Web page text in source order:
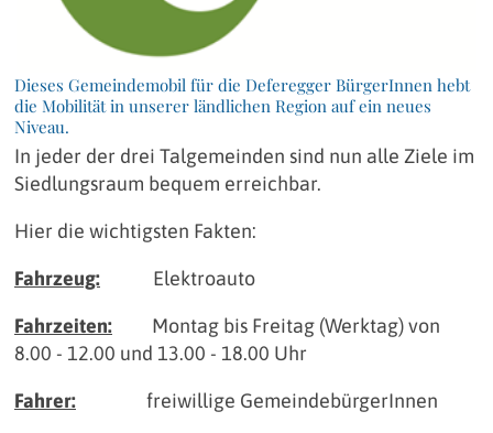
Dieses Gemeindemobil für die Deferegger BürgerInnen hebt
die Mobilität in unserer ländlichen Region auf ein neues
Niveau.
In jeder der drei Talgemeinden sind nun alle Ziele im
Siedlungsraum bequem erreichbar.
Hier die wichtigsten Fakten:
Fahrzeug: Elektroauto
Fahrzeiten: Montag bis Freitag (Werktag) von
8.00 - 12.00 und 13.00 - 18.00 Uhr
Fahrer: freiwillige GemeindebürgerInnen